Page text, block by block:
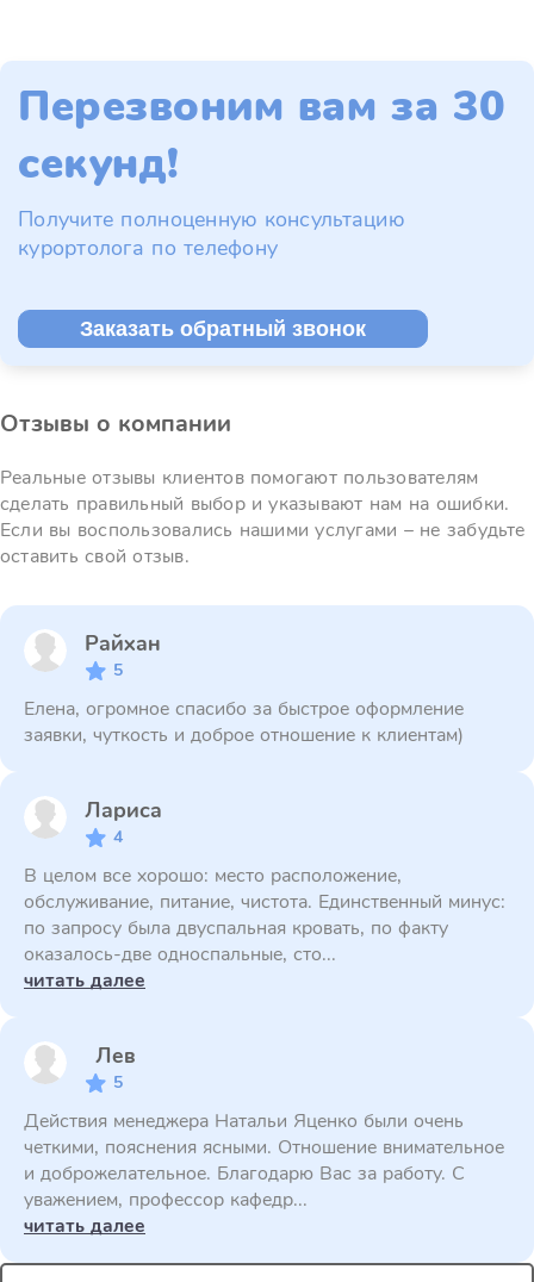
Перезвоним вам за 30
секунд!
Получите полноценную консультацию
курортолога по телефону
Заказать обратный звонок
Отзывы о компании
Реальные отзывы клиентов помогают пользователям
сделать правильный выбор и указывают нам на ошибки.
Если вы воспользовались нашими услугами – не забудьте
оставить свой отзыв.
Райхан
5
Елена, огромное спасибо за быстрое оформление
заявки, чуткость и доброе отношение к клиентам)
Лариса
4
В целом все хорошо: место расположение,
обслуживание, питание, чистота. Единственный минус:
по запросу была двуспальная кровать, по факту
оказалось-две односпальные, сто...
читать далее
Лев
5
Действия менеджера Натальи Яценко были очень
четкими, пояснения ясными. Отношение внимательное
и доброжелательное. Благодарю Вас за работу. С
уважением, профессор кафедр...
читать далее